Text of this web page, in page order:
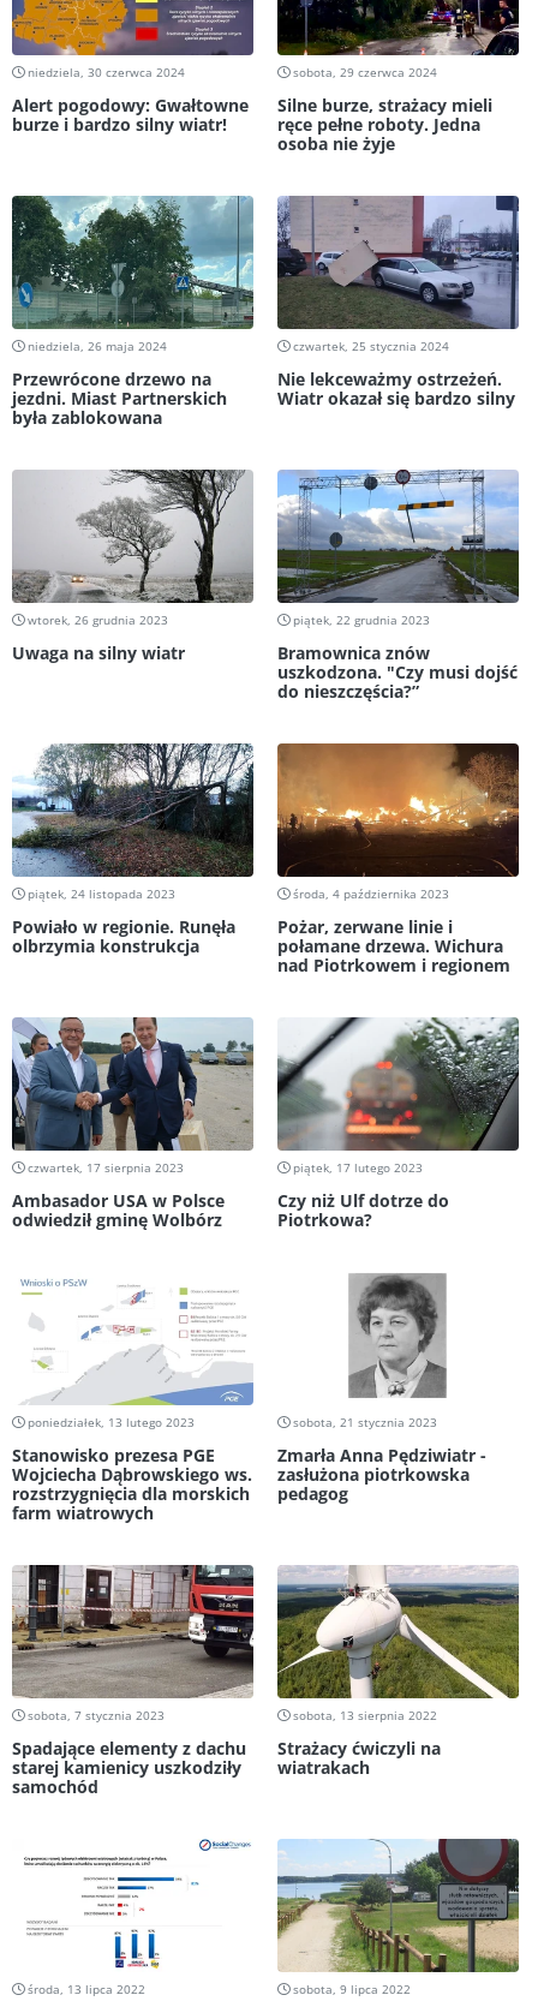
niedziela, 30 czerwca 2024
Alert pogodowy: Gwałtowne
burze i bardzo silny wiatr!
sobota, 29 czerwca 2024
Silne burze, strażacy mieli
ręce pełne roboty. Jedna
osoba nie żyje
niedziela, 26 maja 2024
Przewrócone drzewo na
jezdni. Miast Partnerskich
była zablokowana
czwartek, 25 stycznia 2024
Nie lekceważmy ostrzeżeń.
Wiatr okazał się bardzo silny
wtorek, 26 grudnia 2023
Uwaga na silny wiatr
piątek, 22 grudnia 2023
Bramownica znów
uszkodzona. "Czy musi dojść
do nieszczęścia?”
piątek, 24 listopada 2023
Powiało w regionie. Runęła
olbrzymia konstrukcja
środa, 4 października 2023
Pożar, zerwane linie i
połamane drzewa. Wichura
nad Piotrkowem i regionem
czwartek, 17 sierpnia 2023
Ambasador USA w Polsce
odwiedził gminę Wolbórz
piątek, 17 lutego 2023
Czy niż Ulf dotrze do
Piotrkowa?
poniedziałek, 13 lutego 2023
Stanowisko prezesa PGE
Wojciecha Dąbrowskiego ws.
rozstrzygnięcia dla morskich
farm wiatrowych
sobota, 21 stycznia 2023
Zmarła Anna Pędziwiatr -
zasłużona piotrkowska
pedagog
sobota, 7 stycznia 2023
Spadające elementy z dachu
starej kamienicy uszkodziły
samochód
sobota, 13 sierpnia 2022
Strażacy ćwiczyli na
wiatrakach
środa, 13 lipca 2022 sobota, 9 lipca 2022